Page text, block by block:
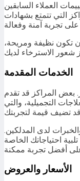
العملاء السابقين
التي تتمتع بشهادات
تكون نظيفة ومريحة،
الخدمات المقدمة
بعض المراكز قد تقدم
التجميلية، والتي
لدى المدلكين.
احتياجاتك الخاصة
الأسعار والعروض